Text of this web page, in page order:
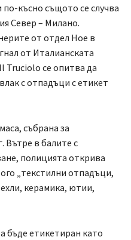
късно същото се случва
Север – Милано.
от отдел Ное в
от Италианската
Truciolo се опитва да
с отпадъци с етикет
събрана за
Вътре в балите с
полицията открива
„текстилни отпадъци,
керамика, ютии,
бъде етикетиран като